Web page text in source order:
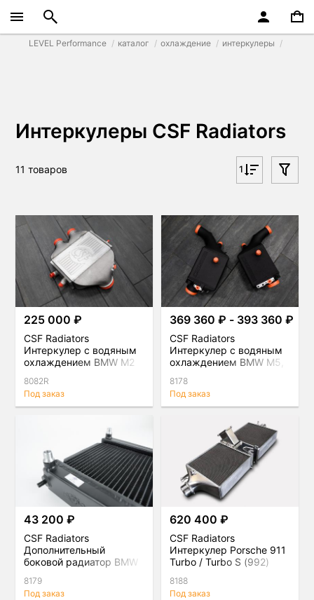
LEVEL Performance каталог охлаждение интеркулеры
Интеркулеры CSF Radiators
11 товаров 1
225 000 ₽
CSF Radiators
Интеркулер с водяным
охлаждением BMW M2
(F8X) S55
8082R
Под заказ
369 360 ₽ - 393 360 ₽
CSF Radiators
Интеркулер с водяным
охлаждением BMW M5,
(F9X) S63, комплект
8178
Под заказ
43 200 ₽
CSF Radiators
Дополнительный
боковой радиатор BMW
(A90) B58
8179
Под заказ
620 400 ₽
CSF Radiators
Интеркулер Porsche 911
Turbo / Turbo S (992)
8188
Под заказ